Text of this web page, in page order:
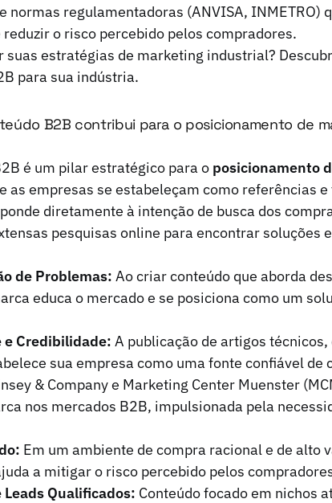
normas regulamentadoras (ANVISA, INMETRO)
o risco percebido pelos compradores.
suas estratégias de marketing industrial?
para sua indústria.
B2B contribui para o posicionamento de
é um pilar estratégico para o posicionamento
as empresas se estabeleçam como referências
diretamente à intenção de busca dos
pesquisas online para encontrar soluções
de Problemas: Ao criar conteúdo que aborda
educa o mercado e se posiciona como um
e Credibilidade: A publicação de artigos técnicos,
sua empresa como uma fonte confiável de
& Company e Marketing Center Muenster
nos mercados B2B, impulsionada pela
Em um ambiente de compra racional e de alto
a mitigar o risco percebido pelos
Qualificados: Conteúdo focado em nichos